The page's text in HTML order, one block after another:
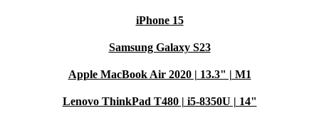
iPhone 15
Samsung Galaxy S23
Apple MacBook Air 2020 | 13.3" | M1
Lenovo ThinkPad T480 | i5-8350U | 14"